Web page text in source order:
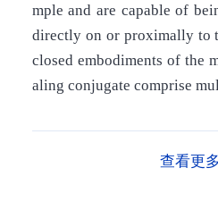
mple and are capable of
directly on or proximally to
closed embodiments of the
aling conjugate comprise
查看更